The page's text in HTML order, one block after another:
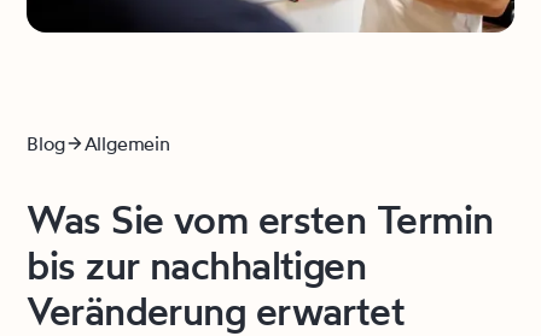
Blog Allgemein
Was Sie vom ersten Termin
bis zur nachhaltigen
Veränderung erwartet